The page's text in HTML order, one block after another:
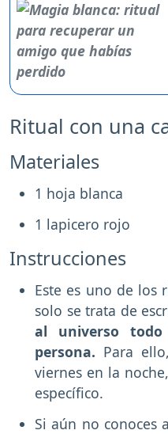
Ritual con una
Materiales
1 hoja blanca
1 lapicero rojo
Instrucciones
Este es uno de los
solo se trata de
al universo
persona. Para
viernes en la
específico.
Si aún no conoces